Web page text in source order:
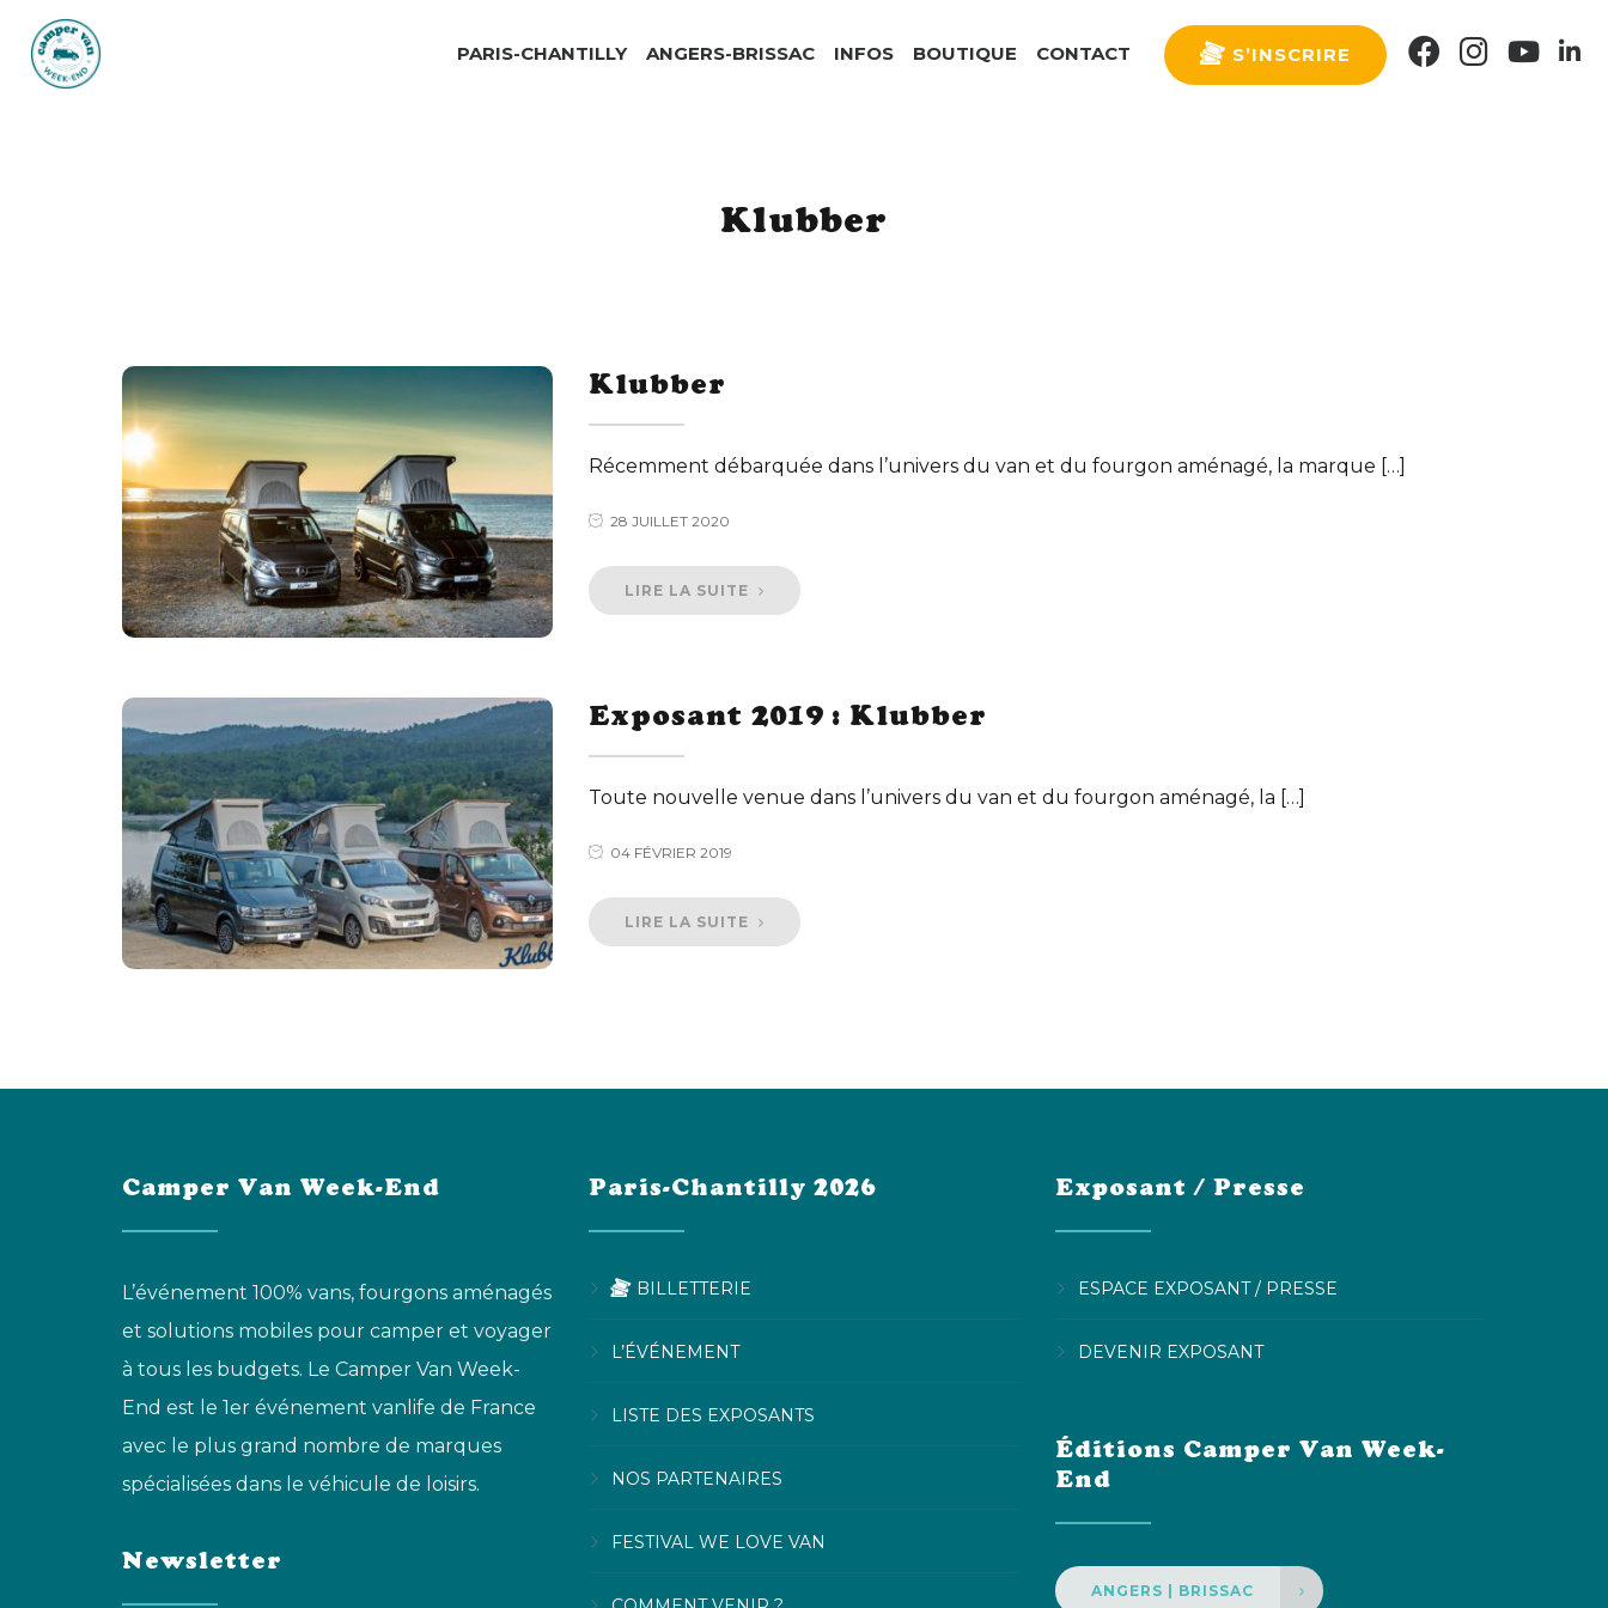
PARIS-CHANTILLY ANGERS-BRISSAC INFOS BOUTIQUE CONTACT S’INSCRIRE FACEBOOK
INSTAGRAM
Klubber
Klubber
Récemment débarquée dans l’univers du van et du fourgon aménagé, la marque […]
28 JUILLET 2020
LIRE LA SUITE
Exposant 2019 : Klubber
Toute nouvelle venue dans l’univers du van et du fourgon aménagé, la […]
04 FÉVRIER 2019
LIRE LA SUITE
Camper Van Week-End
L’événement 100% vans, fourgons aménagés
et solutions mobiles pour camper et voyager
à tous les budgets. Le Camper Van Week-
End est le 1er événement vanlife de France
avec le plus grand nombre de marques
spécialisées dans le véhicule de loisirs.
Newsletter
Paris-Chantilly 2026
BILLETTERIE
L’ÉVÉNEMENT
LISTE DES EXPOSANTS
NOS PARTENAIRES
FESTIVAL WE LOVE VAN
Exposant / Presse
ESPACE EXPOSANT / PRESSE
DEVENIR EXPOSANT
Éditions Camper Van Week-
End
ANGERS | BRISSAC